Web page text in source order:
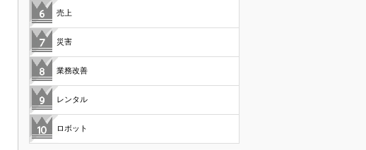
売上
災害
業務改善
レンタル
ロボット